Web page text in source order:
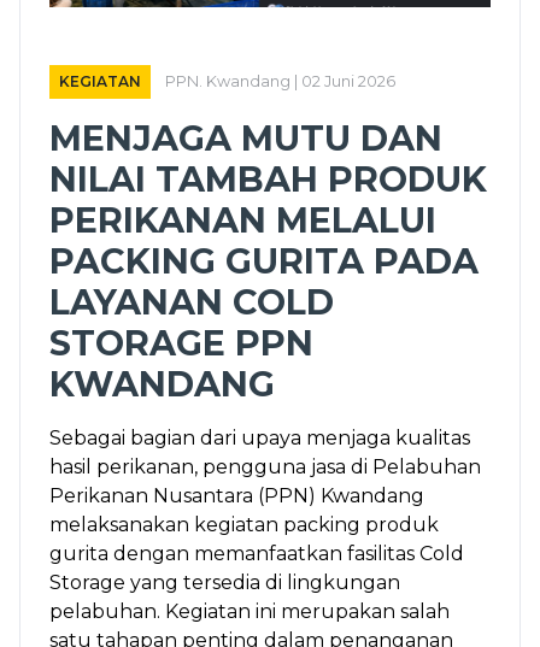
KEGIATAN PPN. Kwandang | 02 Juni 2026
MENJAGA MUTU DAN
NILAI TAMBAH PRODUK
PERIKANAN MELALUI
PACKING GURITA PADA
LAYANAN COLD
STORAGE PPN
KWANDANG
Sebagai bagian dari upaya menjaga kualitas
hasil perikanan, pengguna jasa di Pelabuhan
Perikanan Nusantara (PPN) Kwandang
melaksanakan kegiatan packing produk
gurita dengan memanfaatkan fasilitas Cold
Storage yang tersedia di lingkungan
pelabuhan. Kegiatan ini merupakan salah
satu tahapan penting dalam penanganan